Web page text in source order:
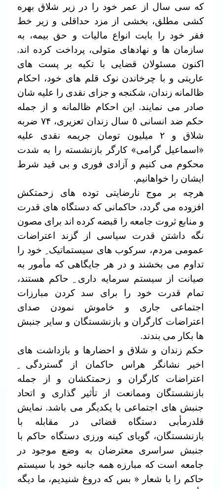
که سی سال از عمر خود را در زیر شلاق بهره
کشی مطلق، بخشی از مزد حداقلی و زیر خط
فقر خود را بابت انواع مالیات و حق بیمه، به
سازمان ها و نهادهای متولی، پرداخت کرده اند.
اکنون مسئولان قضایی با تکیه بر پست های
عاریتی و با چرخاندن نوک قلم های خود، احکام
ظالمانه زندان، شکنجه و جزای نقدی را علیه شان
صادر می نمایند. این احکام ظالمانه و از جمله
حکم ضد انسانی ٥ سال زندان تعزیری، ۷۴ ضربه
شلاق و ۲ میلیون تومان جریمه نقدی علیه
«اسماعیل گرامی» کارگر بازنشسته را به شدت
محکوم می کنیم و آزادی فوری و بی قید شرط
ایشان را خواهانیم.
هرچه بر موج نارضایتی توده های زحمتکش
افزوده می گردد، حاکمانی که دستگاه های قدرت
و منابع ثروت جامعه را قبضه کرده اند برای مصون
نگه داشتن قدرت سیاسی از گزند اعتراضات
عمومی مردم، سرکوب های سیستماتیک ِ خود را
تداوم می بخشند و در هر جایگاهی که مأمور به
صیانت از سیستم سرمایه داری ِ حاکم هستند،
تمام قدرت خود را برای سد کردن مبارزات
اجتماعی جاری و خاموش نمودن صدای
اعتراضات کارگران و بازنشستگان و سایر جنبش
ها بکار می بندند.
حکم زندان و شلاق و احضارها و بازداشت های
اخیر نشانگر هراس حاکمان از گستردگی ِ
اعتراضات کارگران و زحمتکشان و از جمله
بازنشستگان وممانعت از تأثیر گذاری و اتحاد
جنبش های اجتماعی با یکدیگر می باشد. نمایش
قلدرمأبی دستگاه قضائی در مقابله با
بازنشستگان، گویای کینه ورزی دستگاه حاکم با
جنبش سراسری معترضان به وضع موجود در
جامعه است که مبارزه همه جانبه خود با سیستم
حاکم را با شعار « بس که دروغ شنیدیم، ما دیگه